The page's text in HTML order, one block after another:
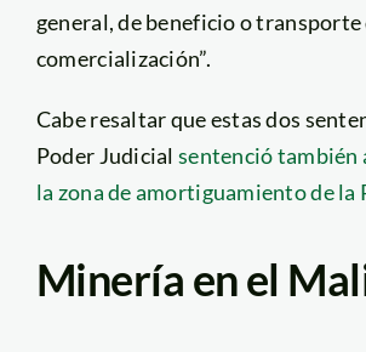
general, de beneficio o
comercialización”.
Cabe resaltar que estas dos
Poder Judicialsentenció también
la zona de amortiguamiento de la
Minería en el